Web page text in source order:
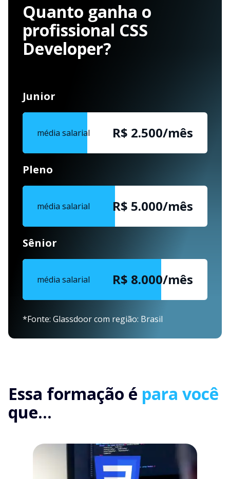
Quanto ganha o
profissional CSS
Developer?
Junior
média salarial R$ 2.500/mês
Pleno
média salarial R$ 5.000/mês
Sênior
média salarial R$ 8.000/mês
*Fonte: Glassdoor com região: Brasil
Essa formação é para você
que...